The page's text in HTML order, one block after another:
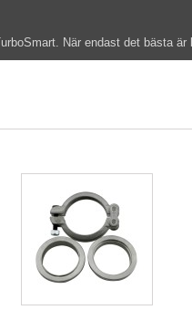
När endast det bästa är